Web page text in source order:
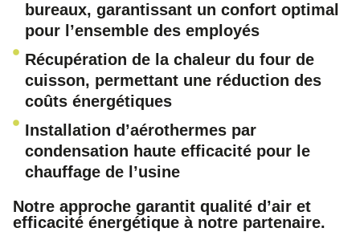
bureaux, garantissant un confort optimal
pour l’ensemble des employés
Récupération de la chaleur du four de
cuisson, permettant une réduction des
coûts énergétiques
Installation d’aérothermes par
condensation haute efficacité pour le
chauffage de l’usine
Notre approche garantit qualité d’air et
efficacité énergétique à notre partenaire.